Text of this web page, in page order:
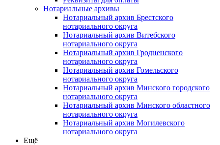
Нотариальные архивы
Нотариальный архив Брестского
нотариального округа
Нотариальный архив Витебского
нотариального округа
Нотариальный архив Гродненского
нотариального округа
Нотариальный архив Гомельского
нотариального округа
Нотариальный архив Минского городского
нотариального округа
Нотариальный архив Минского областного
нотариального округа
Нотариальный архив Могилевского
нотариального округа
Ещё